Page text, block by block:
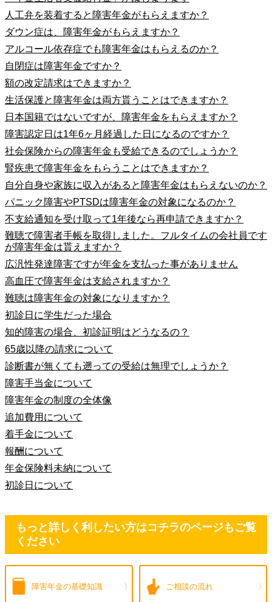
人工弁を装着すると障害年金がもらえますか？
ダウン症は、障害年金がもらえますか？
アルコール依存症でも障害年金はもらえるのか？
自閉症は障害年金ですか？
額の改定請求はできますか？
生活保護と障害年金は両方貰うことはできますか？
日本国籍ではないですが、障害年金をもらえますか？
障害認定日は1年6ヶ月経過した日になるのですか？
社会保険からの障害年金も受給できるのでしょうか？
腎疾患で障害年金をもらうことはできますか？
自分自身や家族に収入があると障害年金はもらえないのか？
パニック障害やPTSDは障害年金の対象になるのか？
不支給通知を受け取って1年後なら再申請できますか？
難聴で障害者手帳を取得しました。フルタイムの会社員です
が障害年金は貰えますか？
広汎性発達障害ですが年金を支払った事がありません
高血圧で障害年金は支給されますか？
難聴は障害年金の対象になりますか？
初診日に学生だった場合
知的障害の場合、初診証明はどうなるの？
65歳以降の請求について
診断書が無くても遡っての受給は無理でしょうか？
障害手当金について
障害年金の制度の全体像
追加費用について
着手金について
報酬について
年金保険料未納について
初診日について
もっと詳しく利したい方はコチラのページもご覧
ください
障害年金の基礎知識 ご相談の流れ